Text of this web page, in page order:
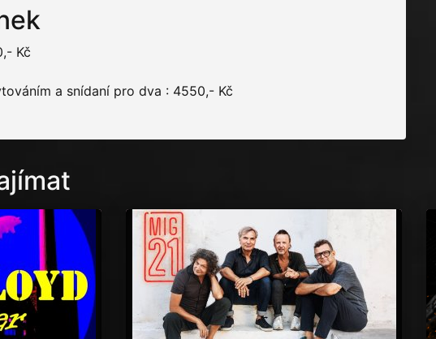
Kč
a snídaní pro dva : 4550,- Kč